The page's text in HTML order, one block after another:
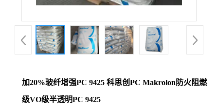
加20%玻纤增强PC 9425 科思创PC Makrolon防火阻燃
级VO级半透明PC 9425